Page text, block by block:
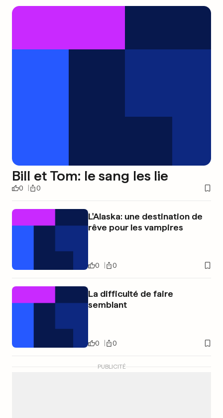
Bill et Tom: le sang les lie
0 0
L'Alaska: une destination de
rêve pour les vampires
0 0
La difficulté de faire
semblant
0 0
PUBLICITÉ